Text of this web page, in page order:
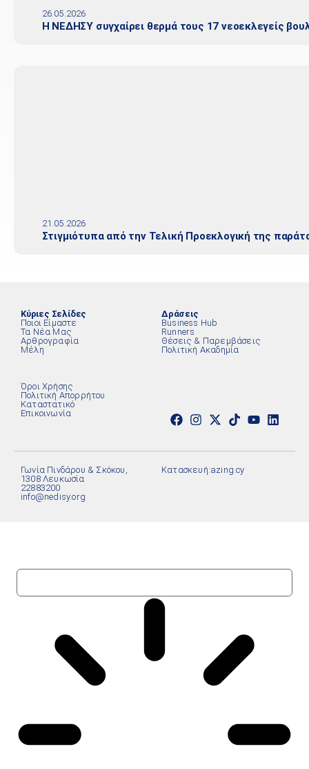
26.05.2026
Η ΝΕΔΗΣΥ συγχαίρει θερμά τους 17 νεοεκλεγείς
21.05.2026
Στιγμιότυπα από την Τελική Προεκλογική της
Κύριες Σελίδες
Ποιοι Είμαστε
Τα Νέα Μας
Αρθρογραφία
Μέλη
Δράσεις
Business Hub
Runners
Θέσεις & Παρεμβάσεις
Πολιτική Ακαδημία
Όροι Χρήσης
Πολιτική Απορρήτου
Καταστατικό
Επικοινωνία
Γωνία Πινδάρου & Σκόκου,
1308 Λευκωσία
22883200
info@nedisy.org
Κατασκευή:azing.cy